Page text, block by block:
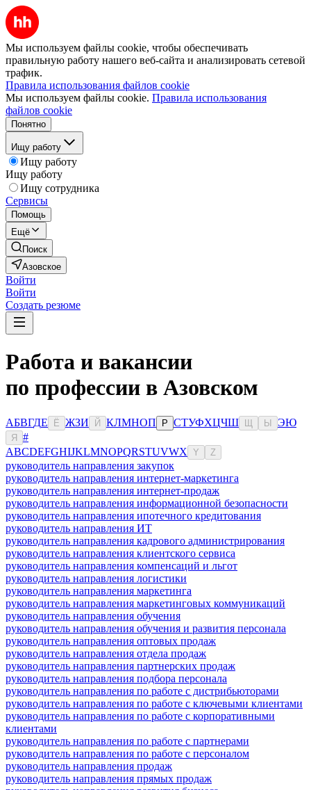
Мы используем файлы cookie, чтобы обеспечивать
правильную работу нашего веб-сайта и анализировать сетевой
трафик.
Правила использования файлов cookie
Мы используем файлы cookie. Правила использования
файлов cookie
Понятно
Ищу работу
Ищу работу
Ищу работу
Ищу сотрудника
Сервисы
Помощь
Ещё
Поиск
Азовское
Войти
Войти
Создать резюме
Работа и вакансии
по профессии в Азовском
АБВГДЕ Ё ЖЗИ Й КЛМНОП Р СТУФХЦЧШ Ы ЭЮ
Я
#
ABCDEFGHIJKLMNOPQRSTUVWX Y Z
руководитель направления закупок
руководитель направления интернет-маркетинга
руководитель направления интернет-продаж
руководитель направления информационной безопасности
руководитель направления ипотечного кредитования
руководитель направления ИТ
руководитель направления кадрового администрирования
руководитель направления клиентского сервиса
руководитель направления компенсаций и льгот
руководитель направления логистики
руководитель направления маркетинга
руководитель направления маркетинговых коммуникаций
руководитель направления обучения
руководитель направления обучения и развития персонала
руководитель направления оптовых продаж
руководитель направления отдела продаж
руководитель направления партнерских продаж
руководитель направления подбора персонала
руководитель направления по работе с дистрибьюторами
руководитель направления по работе с ключевыми клиентами
руководитель направления по работе с корпоративными
клиентами
руководитель направления по работе с партнерами
руководитель направления по работе с персоналом
руководитель направления продаж
руководитель направления прямых продаж